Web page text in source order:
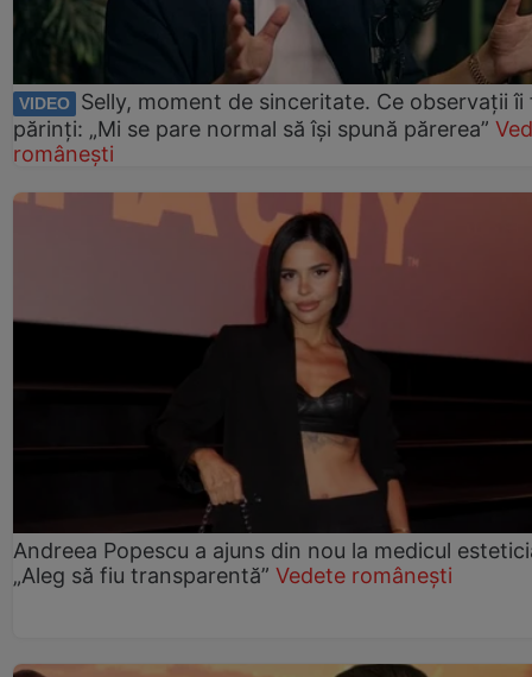
VIDEO
Selly, moment de sinceritate. Ce observații îi
părinți: „Mi se pare normal să își spună părerea”
românești
Andreea Popescu a ajuns din nou la medicul
„Aleg să fiu transparentă” Vedete românești